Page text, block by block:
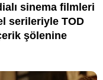
sinema filmleri
serileriyle TOD
şölenine